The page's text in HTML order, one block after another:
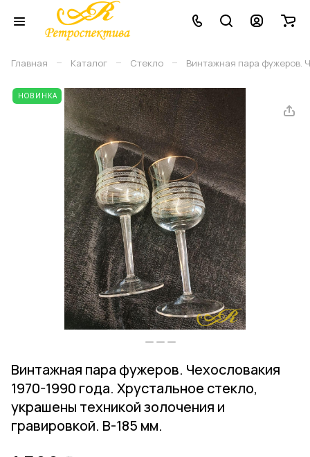
Главная – Каталог – Стекло – Винтажная пара фужеров.
НОВИНКА
Винтажная пара фужеров. Чехословакия
1970-1990 года. Хрустальное стекло,
украшены техникой золочения и
гравировкой. В-185 мм.